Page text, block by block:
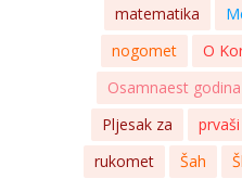
matematika
nogomet
O
Osamnaest
Pljesak za
prvaši
rukomet
Šah